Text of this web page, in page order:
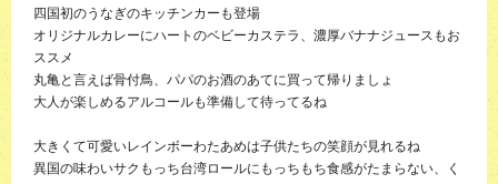
四国初のうなぎのキッチンカーも登場
オリジナルカレーにハートのベビーカステラ、濃厚バナナジュースもお
ススメ
丸亀と言えば骨付鳥、パパのお酒のあてに買って帰りましょ
大人が楽しめるアルコールも準備して待ってるね
大きくて可愛いレインボーわたあめは子供たちの笑顔が見れるね
異国の味わいサクもっち台湾ロールにもっちもち食感がたまらない、く